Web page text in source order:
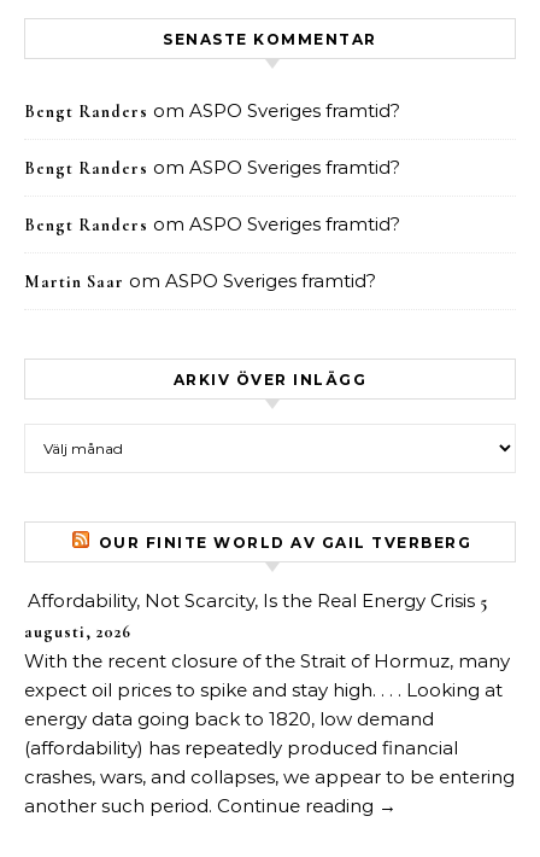
SENASTE KOMMENTAR
Bengt Randers om ASPO Sveriges framtid?
Bengt Randers om ASPO Sveriges framtid?
Bengt Randers om ASPO Sveriges framtid?
Martin Saar om ASPO Sveriges framtid?
ARKIV ÖVER INLÄGG
OUR FINITE WORLD AV GAIL TVERBERG
Affordability, Not Scarcity, Is the Real Energy Crisis 5
augusti, 2026
With the recent closure of the Strait of Hormuz, many
expect oil prices to spike and stay high. . . . Looking at
energy data going back to 1820, low demand
(affordability) has repeatedly produced financial
crashes, wars, and collapses, we appear to be entering
another such period. Continue reading →